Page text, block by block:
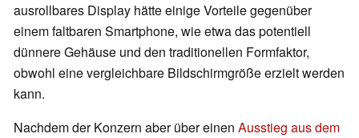
ausrollbares Display hätte einige Vorteile gegenüber
einem faltbaren Smartphone, wie etwa das potentiell
dünnere Gehäuse und den traditionellen Formfaktor,
obwohl eine vergleichbare Bildschirmgröße erzielt werden
kann.
Nachdem der Konzern aber über einen Ausstieg aus dem